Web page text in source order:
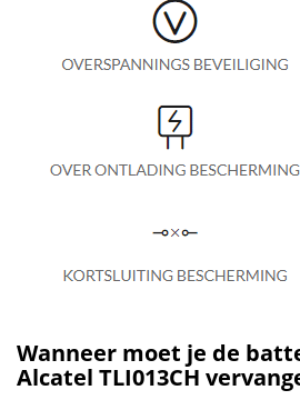
Wanneer moet je de
Alcatel TLI013CH